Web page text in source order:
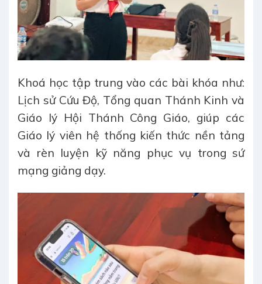
Khoá học tập trung vào các bài khóa như:
Lịch sử Cứu Độ, Tổng quan Thánh Kinh và
Giáo lý Hội Thánh Công Giáo, giúp các
Giáo lý viên hệ thống kiến thức nền tảng
và rèn luyện kỹ năng phục vụ trong sứ
mạng giảng dạy.